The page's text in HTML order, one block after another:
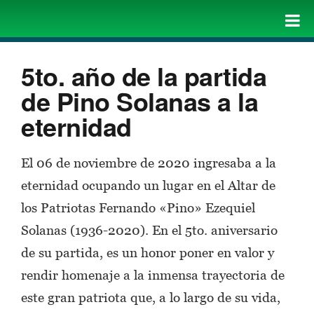
5to. año de la partida
de Pino Solanas a la
eternidad
El 06 de noviembre de 2020 ingresaba a la
eternidad ocupando un lugar en el Altar de
los Patriotas Fernando «Pino» Ezequiel
Solanas (1936-2020). En el 5to. aniversario
de su partida, es un honor poner en valor y
rendir homenaje a la inmensa trayectoria de
este gran patriota que, a lo largo de su vida,